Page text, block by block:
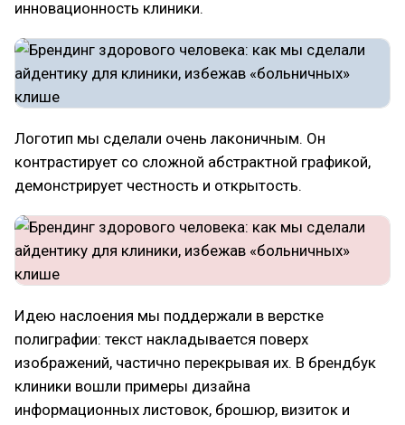
инновационность клиники.
Логотип мы сделали очень лаконичным. Он
контрастирует со сложной абстрактной графикой,
демонстрирует честность и открытость.
Идею наслоения мы поддержали в верстке
полиграфии: текст накладывается поверх
изображений, частично перекрывая их. В брендбук
клиники вошли примеры дизайна
информационных листовок, брошюр, визиток и